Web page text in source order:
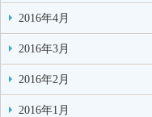
2016年4月
2016年3月
2016年2月
2016年1月